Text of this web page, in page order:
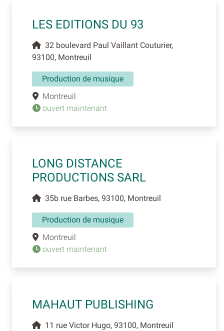
LES EDITIONS DU 93
32 boulevard Paul Vaillant Couturier,
93100, Montreuil
Production de musique
Montreuil
ouvert maintenant
LONG DISTANCE
PRODUCTIONS SARL
35b rue Barbes, 93100, Montreuil
Production de musique
Montreuil
ouvert maintenant
MAHAUT PUBLISHING
11 rue Victor Hugo, 93100, Montreuil